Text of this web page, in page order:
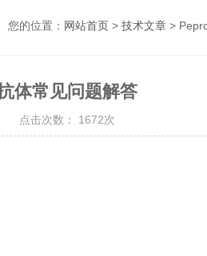
您的位置： 网站首页 > 技术文章 >
体常见问题解答
点击次数： 1672次